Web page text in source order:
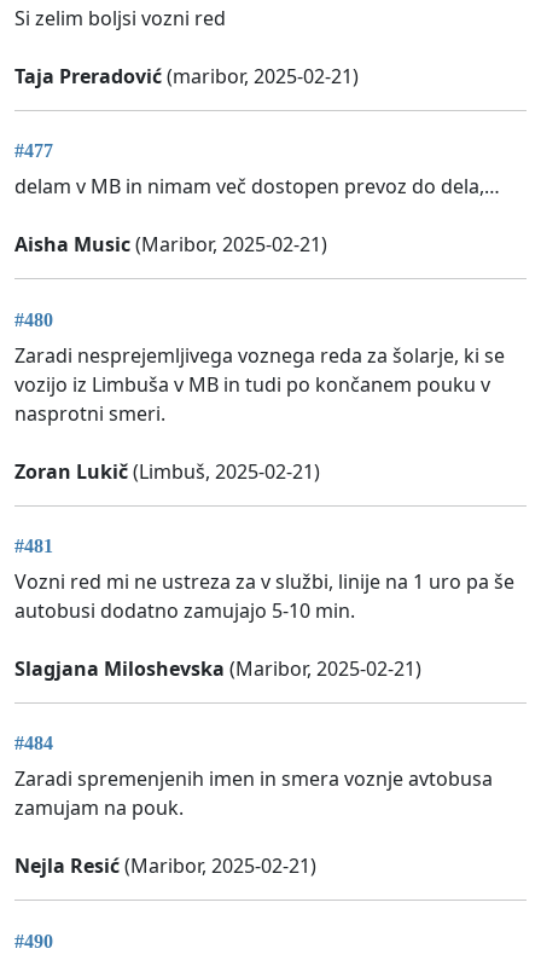
Si zelim boljsi vozni red
Taja Preradović(maribor, 2025-02-21)
#477
delam v MB in nimam več dostopen prevoz do dela,…
Aisha Music(Maribor, 2025-02-21)
#480
Zaradi nesprejemljivega voznega reda za šolarje, ki se
vozijo iz Limbuša v MB in tudi po končanem pouku v
nasprotni smeri.
Zoran Lukič(Limbuš, 2025-02-21)
#481
Vozni red mi ne ustreza za v službi, linije na 1 uro pa še
autobusi dodatno zamujajo 5-10 min.
Slagjana Miloshevska (Maribor, 2025-02-21)
#484
Zaradi spremenjenih imen in smera voznje avtobusa
zamujam na pouk.
Nejla Resić(Maribor, 2025-02-21)
#490